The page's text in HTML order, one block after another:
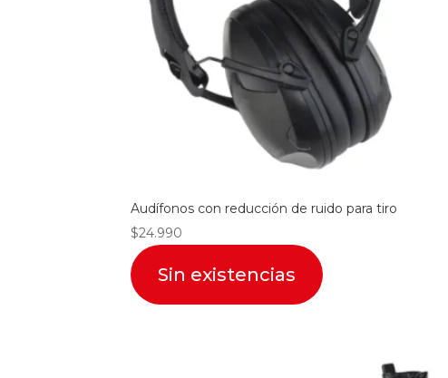
Audífonos con reducción de ruido para tiro
$24.990
Sin existencias